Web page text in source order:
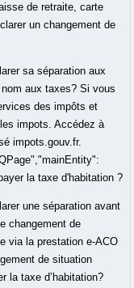
de retraite, carte
un changement de
sa séparation aux
aux taxes? Si vous
des impôts et
impots. Accédez à
impots.gouv.fr.
la taxe d'habitation ?
une séparation avant
changement de
via la prestation e-ACO
de situation
la taxe d’habitation?